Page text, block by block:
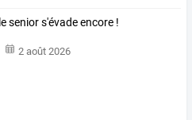
le senior s'évade encore !
2 août 2026